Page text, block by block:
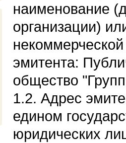
наименование
организации)
эмитента:
общество
1.2. Адрес
едином
юридических